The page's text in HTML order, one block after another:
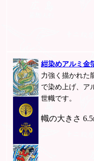
紺染めアルミ金
力強く描かれた
で染め上げ、ア
世幟です。
幟の大きさ